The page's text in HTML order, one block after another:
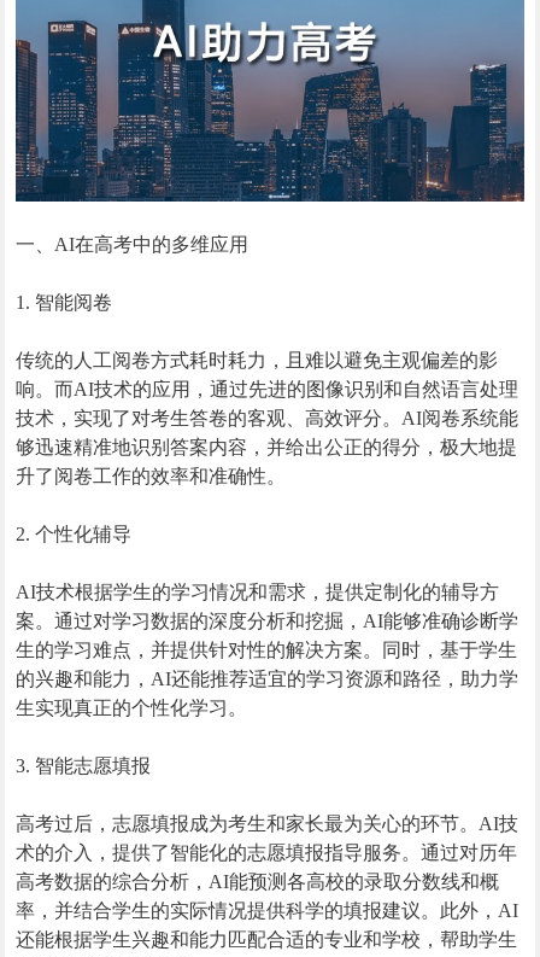
一、AI在高考中的多维应用
1. 智能阅卷
传统的人工阅卷方式耗时耗力，且难以避免主观偏差的影
响。而AI技术的应用，通过先进的图像识别和自然语言处理
技术，实现了对考生答卷的客观、高效评分。AI阅卷系统能
够迅速精准地识别答案内容，并给出公正的得分，极大地提
升了阅卷工作的效率和准确性。
2. 个性化辅导
AI技术根据学生的学习情况和需求，提供定制化的辅导方
案。通过对学习数据的深度分析和挖掘，AI能够准确诊断学
生的学习难点，并提供针对性的解决方案。同时，基于学生
的兴趣和能力，AI还能推荐适宜的学习资源和路径，助力学
生实现真正的个性化学习。
3. 智能志愿填报
高考过后，志愿填报成为考生和家长最为关心的环节。AI技
术的介入，提供了智能化的志愿填报指导服务。通过对历年
高考数据的综合分析，AI能预测各高校的录取分数线和概
率，并结合学生的实际情况提供科学的填报建议。此外，AI
还能根据学生兴趣和能力匹配合适的专业和学校，帮助学生